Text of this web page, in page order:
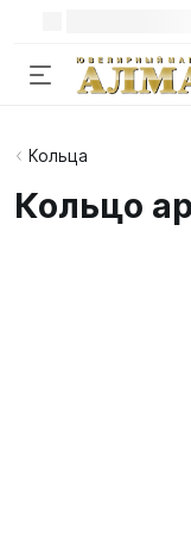
Кольца
Кольцо